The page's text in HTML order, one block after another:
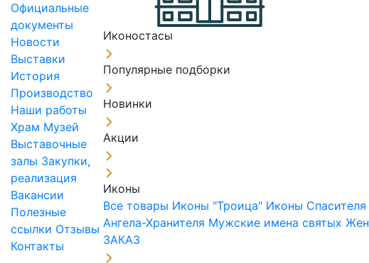
Официальные
документы
Новости
Выставки
История
Производство
Наши работы
Храм Музей
Выставочные
залы Закупки,
реализация
Вакансии
Полезные
ссылки Отзывы
Контакты
Иконостасы
Популярные подборки
Новинки
Акции
Иконы
Все товары Иконы "Троица" Иконы Спасителя
Ангела-Хранителя Мужские имена святых
ЗАКАЗ